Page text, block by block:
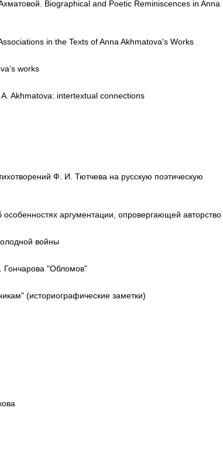
Biographical and Poetic Reminiscences in Anna
in the Texts of Anna Akhmatova's Works
works
Akhmatova: intertextual connections
Ф. И. Тютчева на русскую поэтическую
аргументации, опровергающей авторство
войны
Гончарова "Обломов"
(историографические заметки)